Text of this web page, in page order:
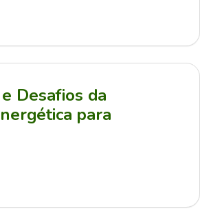
Desafios da
para